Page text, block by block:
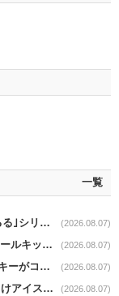
一覧
ニトリnews｜肌ざわりを追求した新寝具｢Nうるる｣シリーズを発売 (2026.08.07)
オイシックスnews｜スノーピークとのコラボミールキット8/13発売 (2026.08.07)
OICグループnews｜グループ酒造会社のウイスキーがコンペティション受賞 (2026.08.07)
青山商事news｜6時間冷たさが持続｢ビジネス向けアイスベスト｣発売 (2026.08.07)